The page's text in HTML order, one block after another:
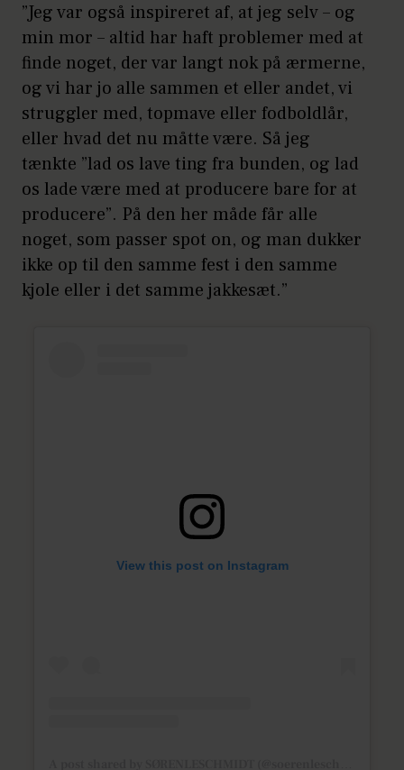
”Jeg var også inspireret af, at jeg selv – og
min mor – altid har haft problemer med at
finde noget, der var langt nok på ærmerne,
og vi har jo alle sammen et eller andet, vi
struggler med, topmave eller fodboldlår,
eller hvad det nu måtte være. Så jeg
tænkte ”lad os lave ting fra bunden, og lad
os lade være med at producere bare for at
producere”. På den her måde får alle
noget, som passer spot on, og man dukker
ikke op til den samme fest i den samme
kjole eller i det samme jakkesæt.”
View this post on Instagram